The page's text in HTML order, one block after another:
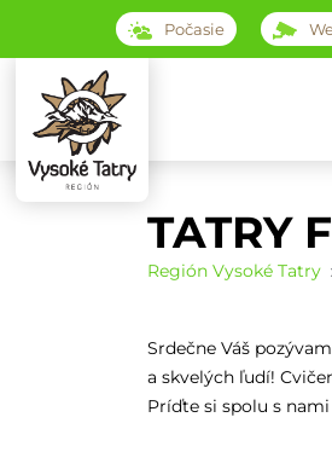
Počasie
TATRY
Región Vysoké Tatry
Srdečne Váš
a skvelých ľudí!
Príďte si spolu s